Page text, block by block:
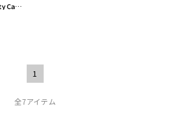
OFF LEMON グラスセット［City Camp］
1
全7アイテム